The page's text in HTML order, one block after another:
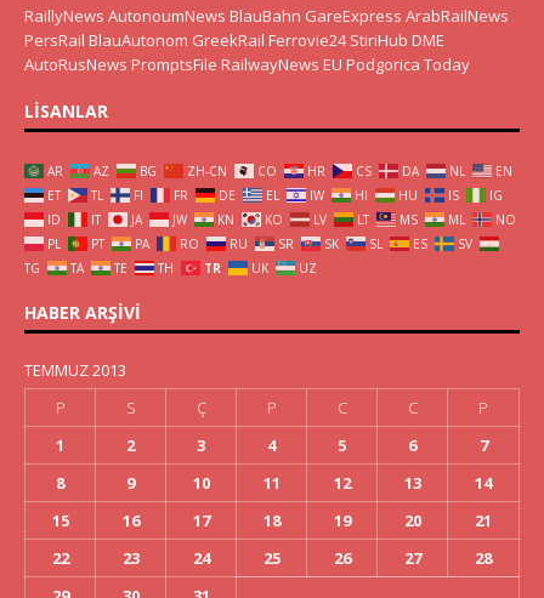
RaillyNews AutonoumNews BlauBahn GareExpress ArabRailNews
PersRail BlauAutonom GreekRail Ferrovie24 StiriHub DME
AutoRusNews PromptsFile RailwayNews EU Podgorica Today
LISANLAR
AR AZ BG ZH-CN CO HR CS DA NL
EN
ET
TL FI FR DE EL IW HI HU IS
IG
ID
IT JA JW KN KO LV LT MS ML
NO
PL
PT PA RO RU SR SK SL ES
SV
TG
TA TE TH TR UK UZ
HABER ARŞIVI
TEMMUZ 2013
P
S Ç P C C
P
1
2 3 4 5 6
7
8
9 10 11 12 13
14
15
16 17 18 19 20
21
22
23 24 25 26 27
28